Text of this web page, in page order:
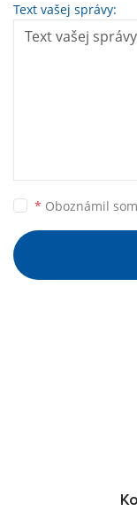
Text vašej správy:
* Oboznámil